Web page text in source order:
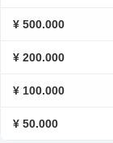
¥ 500.000
¥ 200.000
¥ 100.000
¥ 50.000